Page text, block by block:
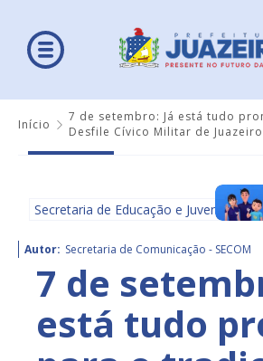
Início
7 de setembro: Já está tudo
Desfile Cívico Militar de Juazeiro
Secretaria de Educação e Juventude -
Autor: Secretaria de Comunicação - SECOM
7 de
está tudo